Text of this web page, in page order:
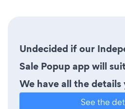
Undecided if our
Sale Popup app will
We have all the details
See the